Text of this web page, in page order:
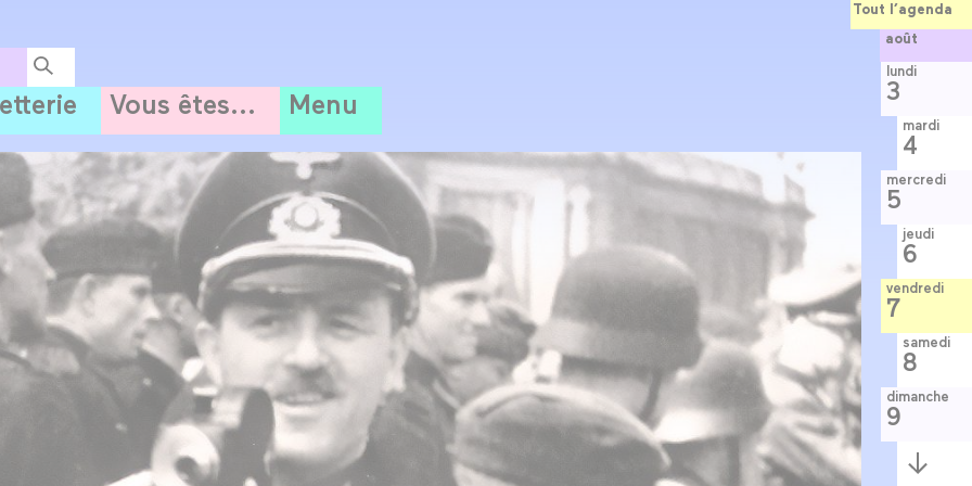
Vous êtes... Menu
Tout l’agenda
août
lundi
3
mardi
4
mercredi
5
jeudi
6
vendredi
7
samedi
8
dimanche
9
Semaine
suivante